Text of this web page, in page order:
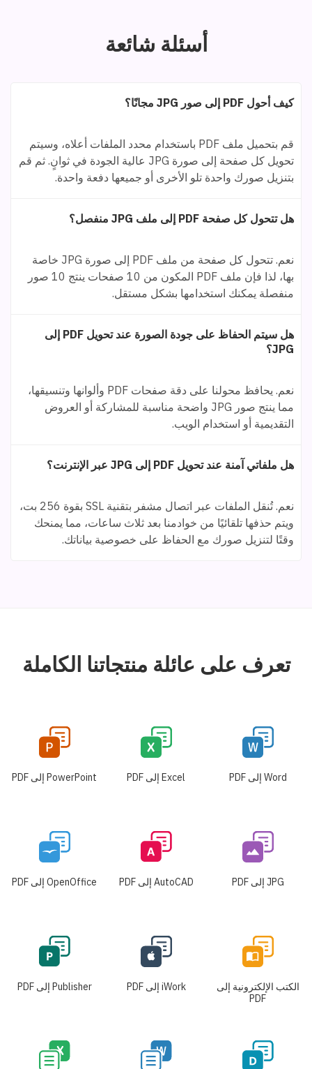
أسئلة شائعة
كيف أحول PDF إلى صور JPG مجانًا؟
قم بتحميل ملف PDF باستخدام محدد الملفات أعلاه، وسيتم
تحويل كل صفحة إلى صورة JPG عالية الجودة في ثوانٍ. ثم قم
بتنزيل صورك واحدة تلو الأخرى أو جميعها دفعة واحدة.
هل تتحول كل صفحة PDF إلى ملف JPG منفصل؟
نعم. تتحول كل صفحة من ملف PDF إلى صورة JPG خاصة
بها، لذا فإن ملف PDF المكون من 10 صفحات ينتج 10 صور
منفصلة يمكنك استخدامها بشكل مستقل.
هل سيتم الحفاظ على جودة الصورة عند تحويل PDF إلى
JPG؟
نعم. يحافظ محولنا على دقة صفحات PDF وألوانها وتنسيقها،
مما ينتج صور JPG واضحة مناسبة للمشاركة أو العروض
التقديمية أو استخدام الويب.
هل ملفاتي آمنة عند تحويل PDF إلى JPG عبر الإنترنت؟
نعم. تُنقل الملفات عبر اتصال مشفر بتقنية SSL بقوة 256 بت،
ويتم حذفها تلقائيًا من خوادمنا بعد ثلاث ساعات، مما يمنحك
وقتًا لتنزيل صورك مع الحفاظ على خصوصية بياناتك.
تعرف على عائلة منتجاتنا الكاملة
Word إلى PDF Excel إلى PDF PowerPoint إلى PDF
JPG إلى PDF AutoCAD إلى PDF OpenOffice إلى PDF
الكتب الإلكترونية إلى
PDF
iWork إلى PDF Publisher إلى PDF